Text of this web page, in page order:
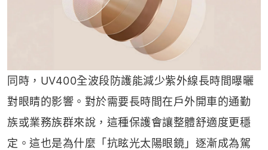
同時，UV400全波段防護能減少紫外線長時間曝曬
對眼睛的影響。對於需要長時間在戶外開車的通勤
族或業務族群來說，這種保護會讓整體舒適度更穩
定。這也是為什麼「抗眩光太陽眼鏡」逐漸成為駕